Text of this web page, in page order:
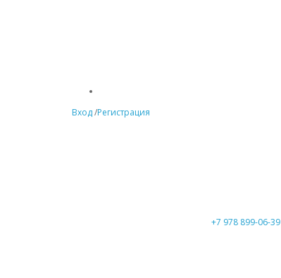
Вход/Регистрация
+7 978 899-06-39